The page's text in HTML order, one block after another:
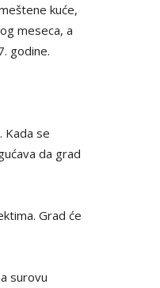
kuće,
meseca, a
godine.
Kada se
da grad
Grad će
surovu